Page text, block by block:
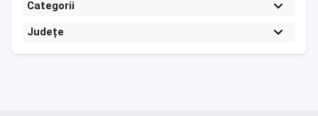
Categorii
Județe